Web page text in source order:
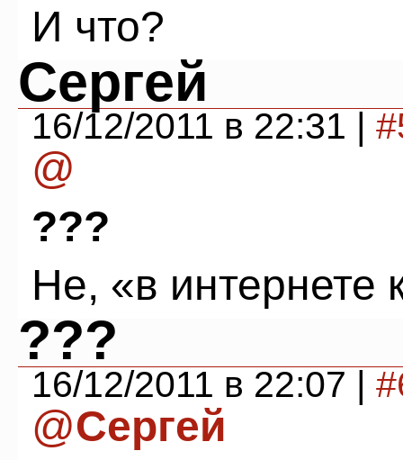
И что?
Сергей
16/12/2011 в 22:31 |
@
???
Не, «в интернете
???
16/12/2011 в 22:07 |
@Сергей